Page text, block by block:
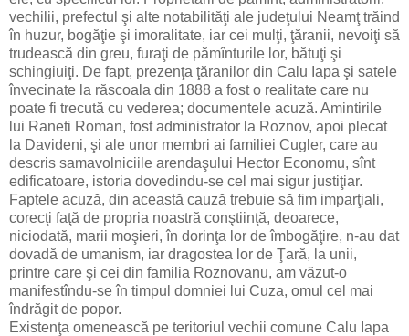
vechilii, prefectul şi alte notabilităţi ale judeţului Neamţ trăind
în huzur, bogăţie şi imoralitate, iar cei mulţi, ţăranii, nevoiţi să
trudească din greu, furaţi de pămînturile lor, bătuţi şi
schingiuiţi. De fapt, prezenţa ţăranilor din Calu Iapa şi satele
învecinate la răscoala din 1888 a fost o realitate care nu
poate fi trecută cu vederea; documentele acuză. Amintirile
lui Raneti Roman, fost administrator la Roznov, apoi plecat
la Davideni, şi ale unor membri ai familiei Cugler, care au
descris samavolniciile arendaşului Hector Economu, sînt
edificatoare, istoria dovedindu-se cel mai sigur justiţiar.
Faptele acuză, din această cauză trebuie să fim imparţiali,
corecţi faţă de propria noastră conştiinţă, deoarece,
niciodată, marii moşieri, în dorinţa lor de îmbogăţire, n-au dat
dovadă de umanism, iar dragostea lor de Ţară, la unii,
printre care şi cei din familia Roznovanu, am văzut-o
manifestîndu-se în timpul domniei lui Cuza, omul cel mai
îndrăgit de popor.
Existenţa omenească pe teritoriul vechii comune Calu Iapa